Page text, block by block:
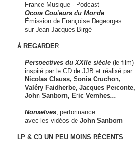
France Musique - Podcast
Ocora Couleurs du Monde
Émission de Françoise Degeorges
sur Jean-Jacques Birgé
À REGARDER
Perspectives du XXIIe siècle (le film)
inspiré par le CD de JJB et réalisé par
Nicolas Clauss, Sonia Cruchon,
Valéry Faidherbe, Jacques Perconte,
John Sanborn, Eric Vernhes...
Nonselves , performance
avec les vidéos de John Sanborn
LP & CD UN PEU MOINS RÉCENTS